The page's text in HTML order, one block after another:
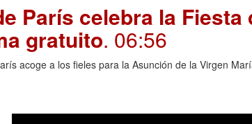
París celebra la Fiesta
gratuito. 06:56
acoge a los fieles para la Asunción de la Virgen